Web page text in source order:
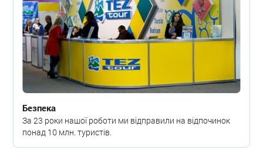
Безпека
За 23 роки нашої роботи ми відправили на відпочинок
понад 10 млн. туристів.